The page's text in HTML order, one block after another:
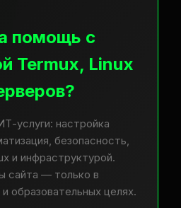
помощь с
Termux, Linux
услуги: настройка
безопасность,
и инфраструктурой.
сайта — только в
образовательных целях.